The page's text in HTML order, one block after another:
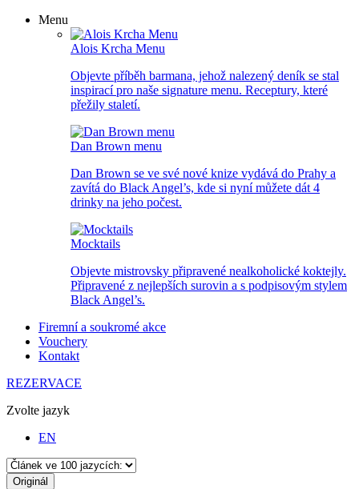
Menu
Alois Krcha Menu
Objevte příběh barmana, jehož nalezený deník se stal
inspirací pro naše signature menu. Receptury, které
přežily staletí.
Dan Brown menu
Dan Brown se ve své nové knize vydává do Prahy a
zavítá do Black Angel’s, kde si nyní můžete dát 4
drinky na jeho počest.
Mocktails
Objevte mistrovsky připravené nealkoholické koktejly.
Připravené z nejlepších surovin a s podpisovým stylem
Black Angel’s.
Firemní a soukromé akce
Vouchery
Kontakt
REZERVACE
Zvolte jazyk
EN
Originál